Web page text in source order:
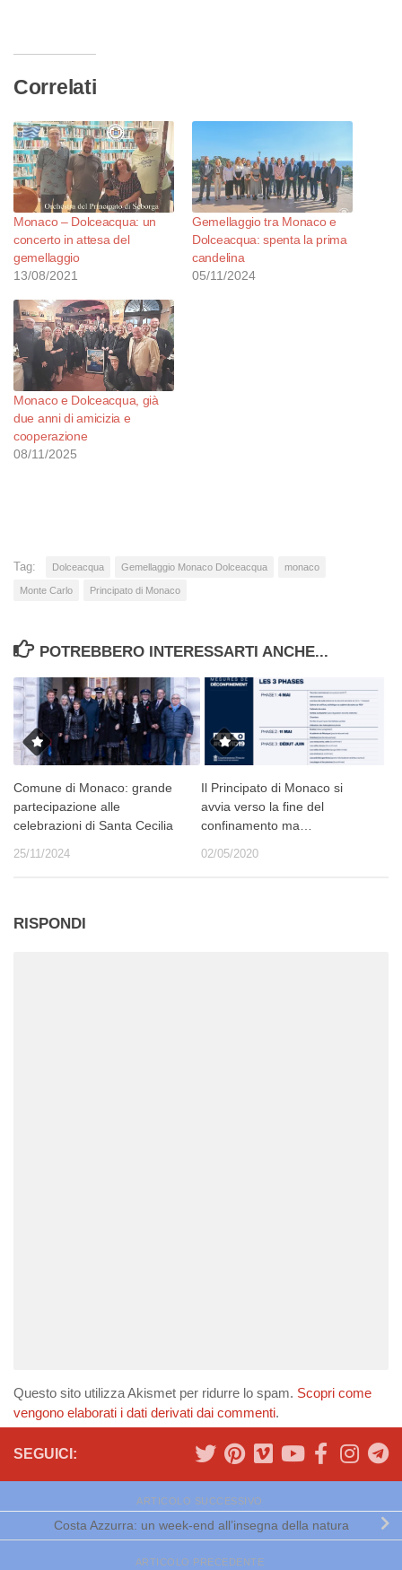
Correlati
Monaco – Dolceacqua: un
concerto in attesa del
gemellaggio
13/08/2021
Gemellaggio tra Monaco e
Dolceacqua: spenta la prima
candelina
05/11/2024
Monaco e Dolceacqua, già
due anni di amicizia e
cooperazione
08/11/2025
Tag: Dolceacqua Gemellaggio Monaco Dolceacqua monaco
Monte Carlo Principato di Monaco
POTREBBERO INTERESSARTI ANCHE...
Comune di Monaco: grande
partecipazione alle
celebrazioni di Santa Cecilia
25/11/2024
Il Principato di Monaco si
avvia verso la fine del
confinamento ma…
02/05/2020
RISPONDI
Questo sito utilizza Akismet per ridurre lo spam. Scopri come
vengono elaborati i dati derivati dai commenti.
SEGUICI:
ARTICOLO SUCCESSIVO
Costa Azzurra: un week-end all’insegna della natura
ARTICOLO PRECEDENTE